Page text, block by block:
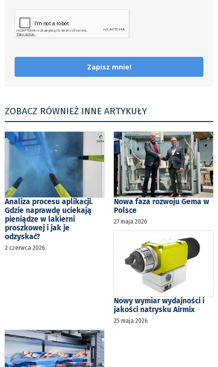
Zapisz mnie!
ZOBACZ RÓWNIEŻ INNE ARTYKUŁY
Analiza procesu aplikacji.
Gdzie naprawdę uciekają
pieniądze w lakierni
proszkowej i jak je
odzyskać?
2 czerwca 2026
Nowa faza rozwoju Gema w
Polsce
27 maja 2026
Nowy wymiar wydajności i
jakości natrysku Airmix
25 maja 2026